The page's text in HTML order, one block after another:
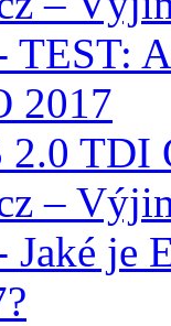
TDI